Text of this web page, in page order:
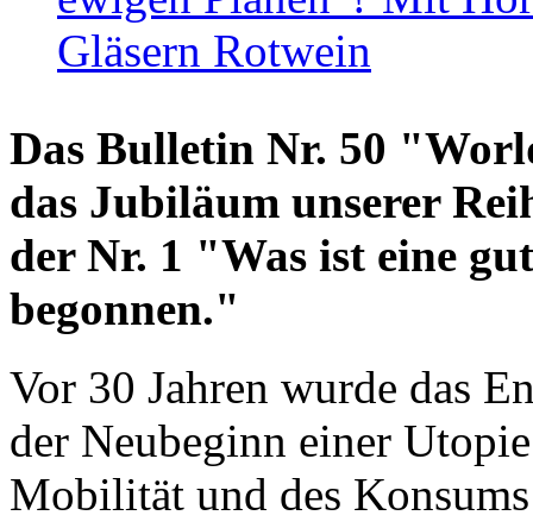
Gläsern Rotwein
Das Bulletin Nr. 50
das Jubiläum unserer
der Nr. 1 "Was ist eine
begonnen."
Vor 30 Jahren wurde das
der Neubeginn einer
Mobilität und des